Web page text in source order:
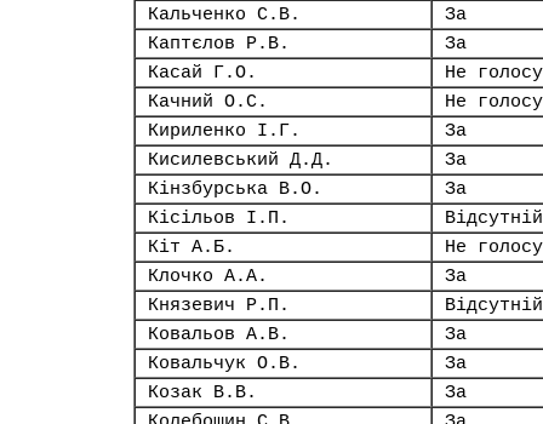
Кальченко С.В.
За
Каптєлов Р.В.
За
Касай Г.О.
Не
Качний О.С.
Не
Кириленко І.Г.
За
Кисилевський Д.Д.
За
Кінзбурська В.О.
За
Кісільов І.П.
Відсутній
Кіт А.Б.
Не
Клочко А.А.
За
Князевич Р.П.
Відсутній
Ковальов А.В.
За
Ковальчук О.В.
За
Козак В.В.
За